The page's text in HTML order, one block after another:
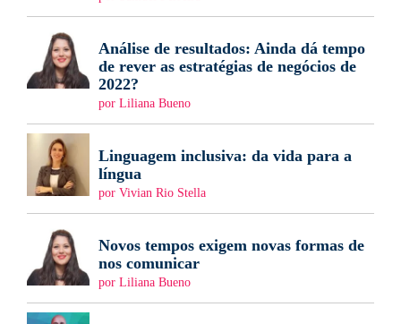
Análise de resultados: Ainda dá tempo
de rever as estratégias de negócios de
2022?
por Liliana Bueno
Linguagem inclusiva: da vida para a
língua
por Vivian Rio Stella
Novos tempos exigem novas formas de
nos comunicar
por Liliana Bueno